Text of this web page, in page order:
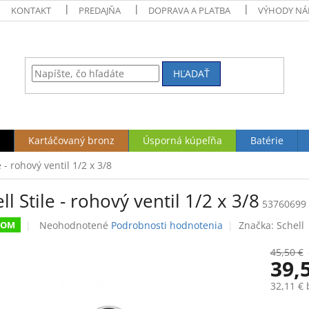
KONTAKT PREDAJŇA DOPRAVA A PLATBA VÝHODY
HĽADAŤ
Kartáčovaný bronz Úsporná kúpeľňa Batérie
- rohový ventil 1/2 x 3/8
Stile - rohový ventil 1/2 x 3/8 53760699
Priemerné
Neohodnotené Podrobnosti hodnotenia Značka: Schell
45,50 €
32,11 €